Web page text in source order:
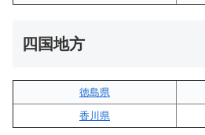
四国地方
徳島県
香川県